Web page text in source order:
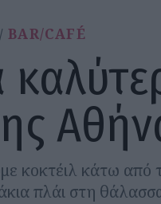
BAR/CAFÉ
κοκτέιλ κάτω από
πλάι στη